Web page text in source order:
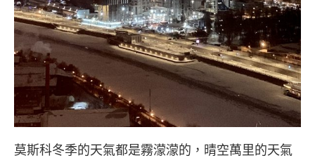
莫斯科冬季的天氣都是霧濛濛的，晴空萬里的天氣